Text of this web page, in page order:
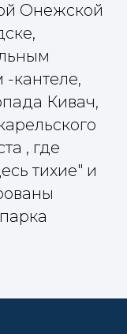
Онежской
кантеле,
Кивач,
, где
тихие" и